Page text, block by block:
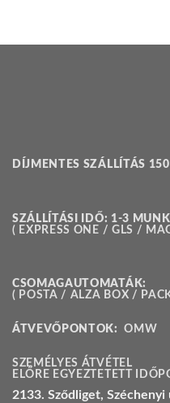
DÍJMENTES SZÁLLÍTÁS
SZÁLLÍTÁSI IDŐ: 1-3
( EXPRESS ONE / GLS /
CSOMAGAUTOMATÁK:
( POSTA / ALZA BOX /
ÁTVEVŐPONTOK:OMW
SZEMÉLYES ÁTVÉTEL
ELŐRE EGYEZTETETT
2133. Sződliget, Széchenyi